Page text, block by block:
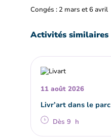
Congés : 2 mars et 6 avril
Activités similaires
11 août 2026
Livr’art dans le parc
Dès 9 h